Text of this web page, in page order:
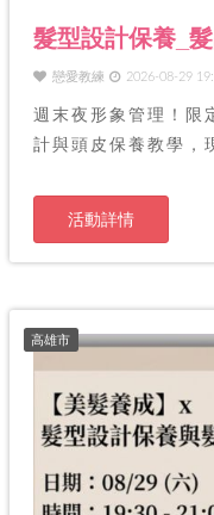
髮型設計保養_
戀愛教練 2026-08-29
週末夜形象管理！限
計與頭皮保養教學，
活動詳情
高雄市